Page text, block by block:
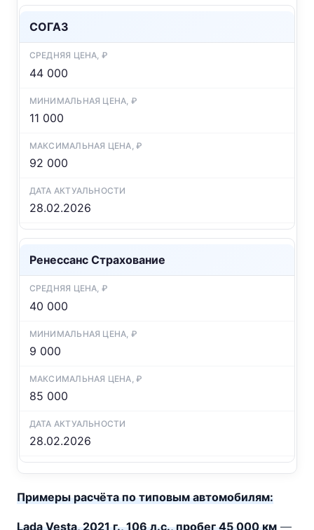
СОГАЗ
44 000
11 000
92 000
28.02.2026
Ренессанс Страхование
40 000
9 000
85 000
28.02.2026
Примеры расчёта по типовым автомобилям:
Lada Vesta, 2021 г., 106 л.с., пробег 45 000 км —